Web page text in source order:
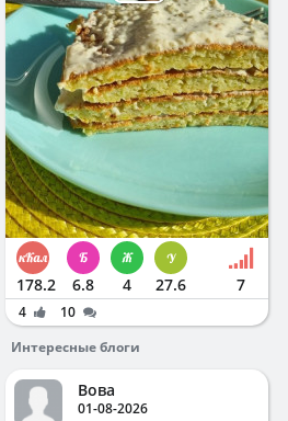
178.2 6.8 4 27.6 7
4
10
Интересные блоги
Вова
01-08-2026